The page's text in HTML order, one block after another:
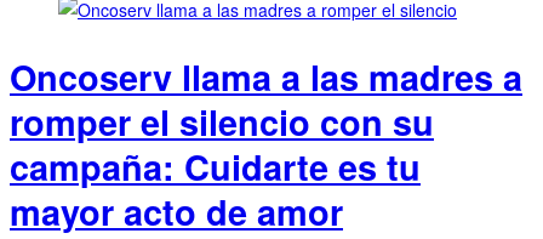
Oncoserv llama a las madres a
romper el silencio con su
campaña:​ Cuidarte es tu
mayor acto de amor